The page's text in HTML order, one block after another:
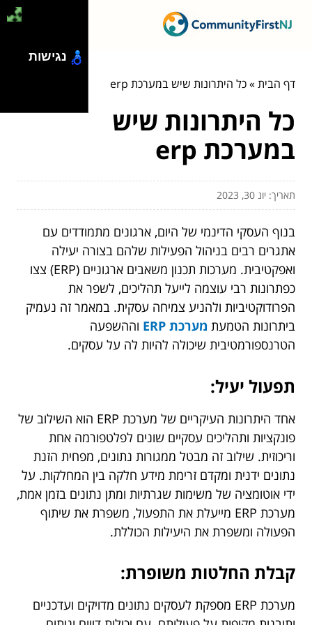
דף הבית»כל היתרונות שיש במערכת erp
כל היתרונות שיש
במערכת erp
תאריך: יונ 30, 2023
בנוף העסקי הדינמי של היום, ארגונים מתמודדים עם
אתגרים רבים בניהול הפעילות שלהם בצורה יעילה
ואפקטיבית. מערכות תכנון משאבים ארגוניים (ERP) צצו
כפתרונות רבי עוצמה לייעל תהליכים, לשפר את
הפרודוקטיביות ולהניע צמיחה עסקית. במאמר זה נעמיק
ביתרונות הטמעת מערכת ERP
וההשפעה
הטרנספורמטיבית שיכולה להיות לה על עסקים.
תפעול יעיל:
אחד היתרונות העיקריים של מערכת ERP הוא השילוב של
פונקציות ותהליכים עסקיים שונים לפלטפורמה אחת
וריכוזית. שילוב זה מבטל ממגורות נתונים, מפחית הזנת
נתונים ידנית ומקדם זרימת מידע חלקה בין המחלקות. על
ידי אוטומציה של משימות שגרתיות ומתן נתונים בזמן אמת,
מערכת ERP מייעלת את התפעול, משפרת את שיתוף
הפעולה ומשפרת את היעילות הכוללת.
קבלת החלטות משופרת:
מערכת ERP מספקת לעסקים נתונים מדויקים ועדכניים
נגישות